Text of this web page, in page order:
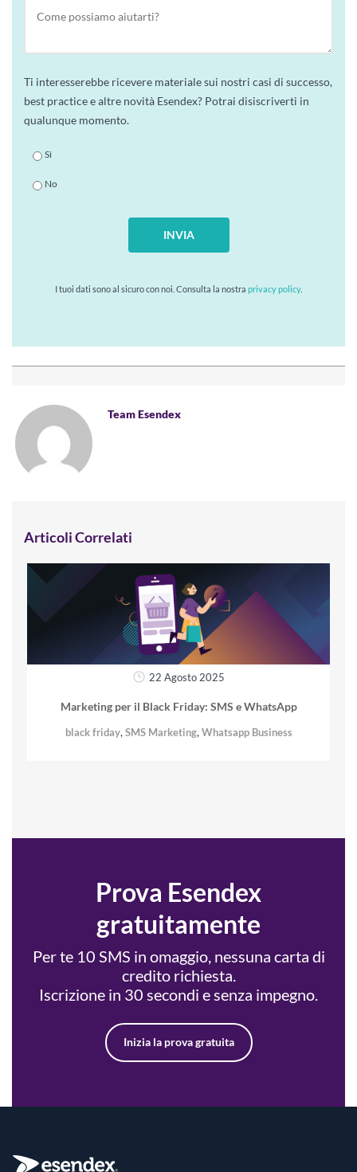
Ti interesserebbe ricevere materiale sui nostri casi di successo,
best practice e altre novità Esendex? Potrai disiscriverti in
qualunque momento.
Sì
No
INVIA
I tuoi dati sono al sicuro con noi. Consulta la nostra privacy policy.
Team Esendex
Articoli Correlati
22 Agosto 2025
Marketing per il Black Friday: SMS e WhatsApp
black friday,SMS Marketing,Whatsapp Business
Prova Esendex
gratuitamente
Per te 10 SMS in omaggio, nessuna carta di
credito richiesta.
Iscrizione in 30 secondi e senza impegno.
Inizia la prova gratuita